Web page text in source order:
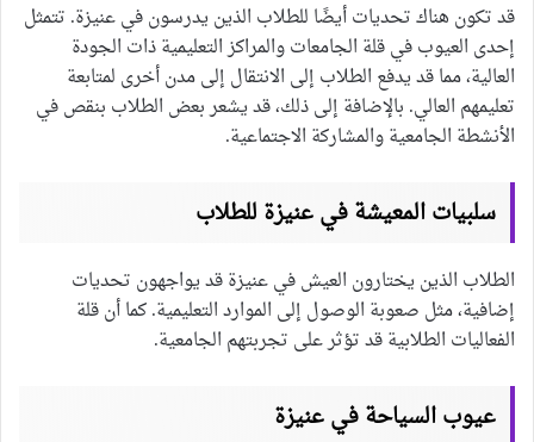
قد تكون هناك تحديات أيضًا للطلاب الذين يدرسون في عنيزة. تتمثل
إحدى العيوب في قلة الجامعات والمراكز التعليمية ذات الجودة
العالية، مما قد يدفع الطلاب إلى الانتقال إلى مدن أخرى لمتابعة
تعليمهم العالي. بالإضافة إلى ذلك، قد يشعر بعض الطلاب بنقص في
الأنشطة الجامعية والمشاركة الاجتماعية.
سلبيات المعيشة في عنيزة للطلاب
الطلاب الذين يختارون العيش في عنيزة قد يواجهون تحديات
إضافية، مثل صعوبة الوصول إلى الموارد التعليمية. كما أن قلة
الفعاليات الطلابية قد تؤثر على تجربتهم الجامعية.
عيوب السياحة في عنيزة